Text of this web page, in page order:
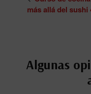
más allá del sushi
Algunas